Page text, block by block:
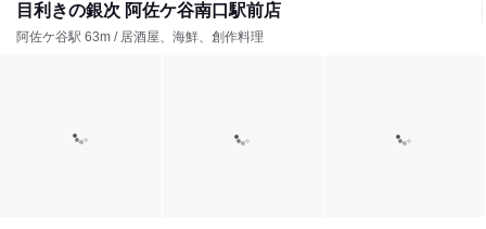
目利きの銀次 阿佐ケ谷南口駅前店
阿佐ケ谷駅 63m / 居酒屋、海鮮、創作料理